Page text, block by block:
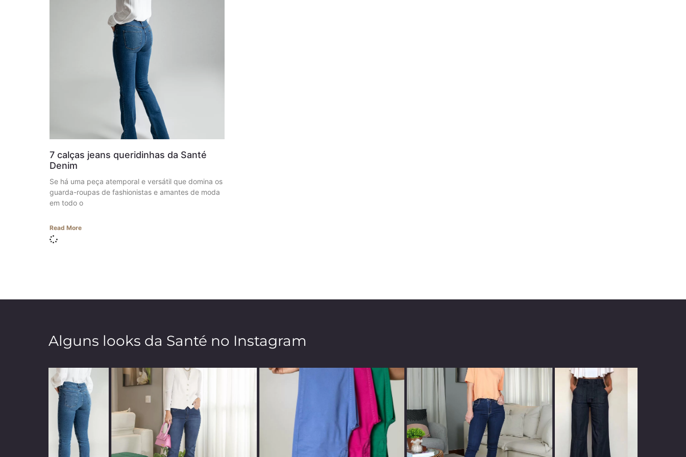
7 calças jeans queridinhas da Santé
Denim
Se há uma peça atemporal e versátil que domina os
guarda-roupas de fashionistas e amantes de moda
em todo o
Read More
Alguns looks da Santé no Instagram